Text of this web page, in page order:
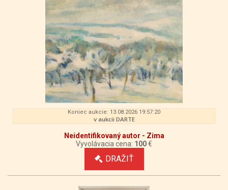
Koniec aukcie: 13.08.2026 19:57:20
v aukcii DARTE
Neidentifikovaný autor - Zima
Vyvolávacia cena: 100€
DRAŽIŤ